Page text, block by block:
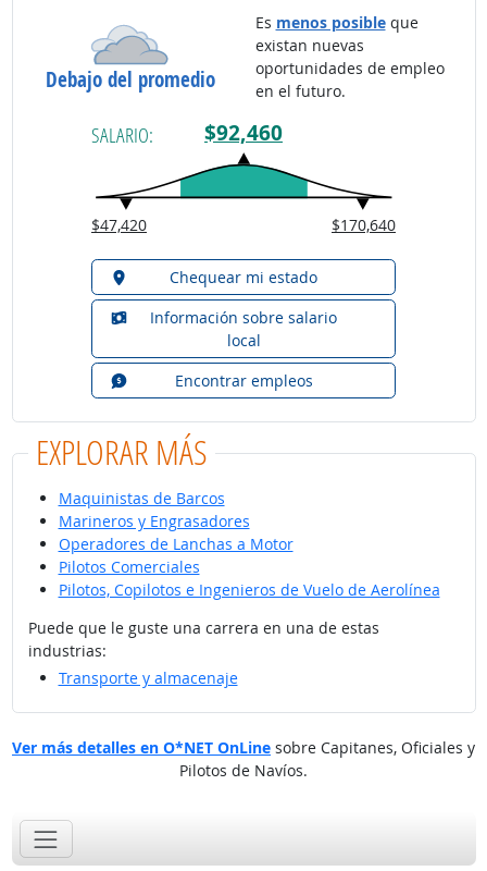
Debajo del promedio
Es menos posibleque
existan nuevas
oportunidades de empleo
en el futuro.
SALARIO: $92,460
$47,420 $170,640
Chequear mi estado
Información sobre salario
local
Encontrar empleos
EXPLORAR MÁS
Maquinistas de Barcos
Marineros y Engrasadores
Operadores de Lanchas a Motor
Pilotos Comerciales
Pilotos, Copilotos e Ingenieros de Vuelo de Aerolínea
Puede que le guste una carrera en una de estas
industrias:
Transporte y almacenaje
Ver más detalles en O*NET OnLine sobre Capitanes, Oficiales y
Pilotos de Navíos.